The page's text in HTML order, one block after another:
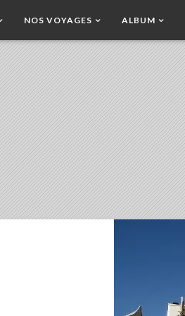
NOS VOYAGES ALBUM